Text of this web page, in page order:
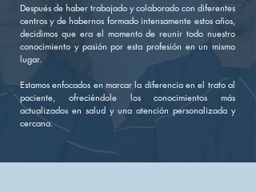
Después de haber trabajado y colaborado con diferentes
centros y de habernos formado intensamente estos años,
decidimos que era el momento de reunir todo nuestro
conocimiento y pasión por esta profesión en un mismo
lugar.
Estamos enfocados en marcar la diferencia en el trato al
paciente, ofreciéndole los conocimientos más
actualizados en salud y una atención personalizada y
cercana.